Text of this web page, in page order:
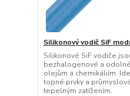
Silikonový vodič SiF
Silikonové SiF vodiče
bezhalogenové a
olejům a chemikáliím.
topné prvky a
tepelným zatížením.